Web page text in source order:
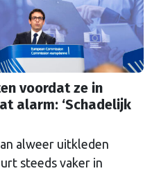
voordat ze in
alarm: ‘Schadelijk
alweer uitkleden
steeds vaker in